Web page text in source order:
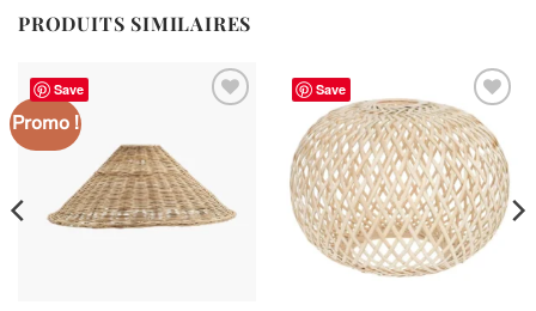
PRODUITS SIMILAIRES
Save
Promo !
Save
Ajouter
à la liste
d’envies